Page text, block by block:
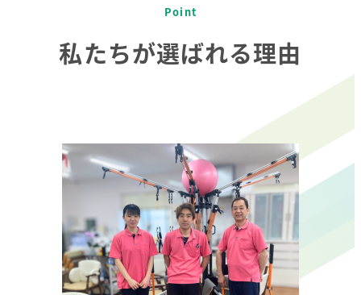
Point
私たちが選ばれる理由